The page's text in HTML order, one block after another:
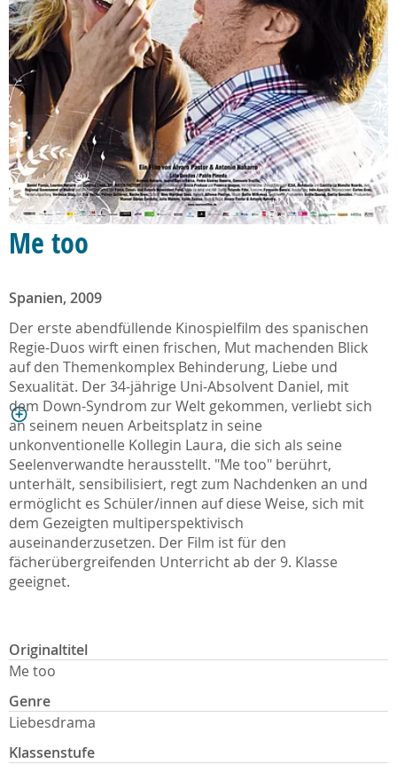
Me too
Spanien, 2009
Der erste abendfüllende Kinospielfilm des spanischen
Regie-Duos wirft einen frischen, Mut machenden Blick
auf den Themenkomplex Behinderung, Liebe und
Sexualität. Der 34-jährige Uni-Absolvent Daniel, mit
dem Down-Syndrom zur Welt gekommen, verliebt sich
an seinem neuen Arbeitsplatz in seine
unkonventionelle Kollegin Laura, die sich als seine
Seelenverwandte herausstellt. "Me too" berührt,
unterhält, sensibilisiert, regt zum Nachdenken an und
ermöglicht es Schüler/innen auf diese Weise, sich mit
dem Gezeigten multiperspektivisch
auseinanderzusetzen. Der Film ist für den
fächerübergreifenden Unterricht ab der 9. Klasse
geeignet.
Originaltitel
Me too
Genre
Liebesdrama
Klassenstufe